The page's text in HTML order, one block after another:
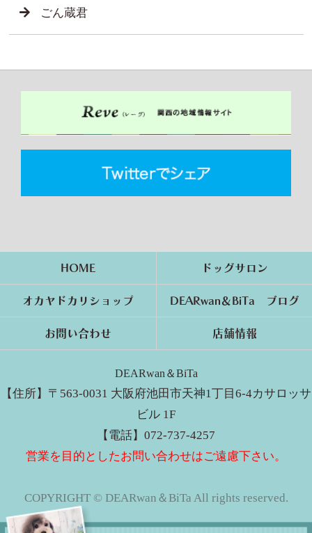
ごん蔵君
HOME ドッグサロン
オカヤドカリショップ DEARwan＆BiTa ブログ
お問い合わせ 店舗情報
DEARwan＆BiTa
【住所】〒563-0031 大阪府池田市天神1丁目6-4カサロッサ
ビル 1F
【電話】072-737-4257
営業を目的としたお問い合わせはご遠慮下さい。
COPYRIGHT © DEARwan＆BiTa All rights reserved.